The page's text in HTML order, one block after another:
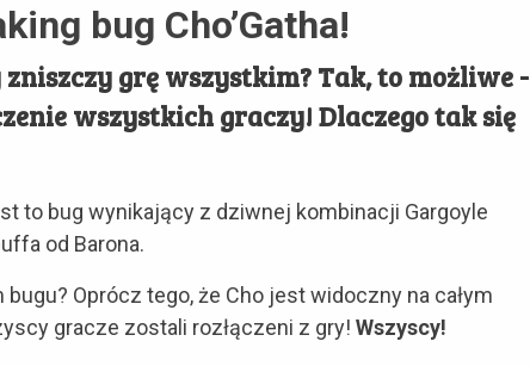
bug Cho’Gatha!
grę wszystkim? Tak, to możliwe -
wszystkich graczy! Dlaczego tak się
to bug wynikający z dziwnej kombinacji Gargoyle
od Barona.
Oprócz tego, że Cho jest widoczny na całym
gracze zostali rozłączeni z gry! Wszyscy!